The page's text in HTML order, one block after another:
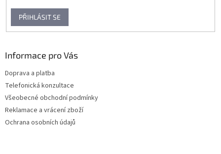
PŘIHLÁSIT SE
Informace pro Vás
Doprava a platba
Telefonická konzultace
Všeobecné obchodní podmínky
Reklamace a vrácení zboží
Ochrana osobních údajů